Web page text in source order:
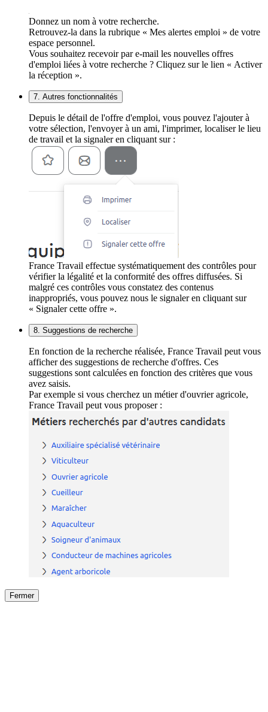
Donnez un nom à votre recherche.
Retrouvez-la dans la rubrique « Mes alertes emploi » de votre
espace personnel.
Vous souhaitez recevoir par e-mail les nouvelles offres
d'emploi liées à votre recherche ? Cliquez sur le lien « Activer
la réception ».
7. Autres fonctionnalités
Depuis le détail de l'offre d'emploi, vous pouvez l'ajouter à
votre sélection, l'envoyer à un ami, l'imprimer, localiser le lieu
de travail et la signaler en cliquant sur :
France Travail effectue systématiquement des contrôles pour
vérifier la légalité et la conformité des offres diffusées. Si
malgré ces contrôles vous constatez des contenus
inappropriés, vous pouvez nous le signaler en cliquant sur
« Signaler cette offre ».
8. Suggestions de recherche
En fonction de la recherche réalisée, France Travail peut vous
afficher des suggestions de recherche d'offres. Ces
suggestions sont calculées en fonction des critères que vous
avez saisis.
Par exemple si vous cherchez un métier d'ouvrier agricole,
France Travail peut vous proposer :
Fermer